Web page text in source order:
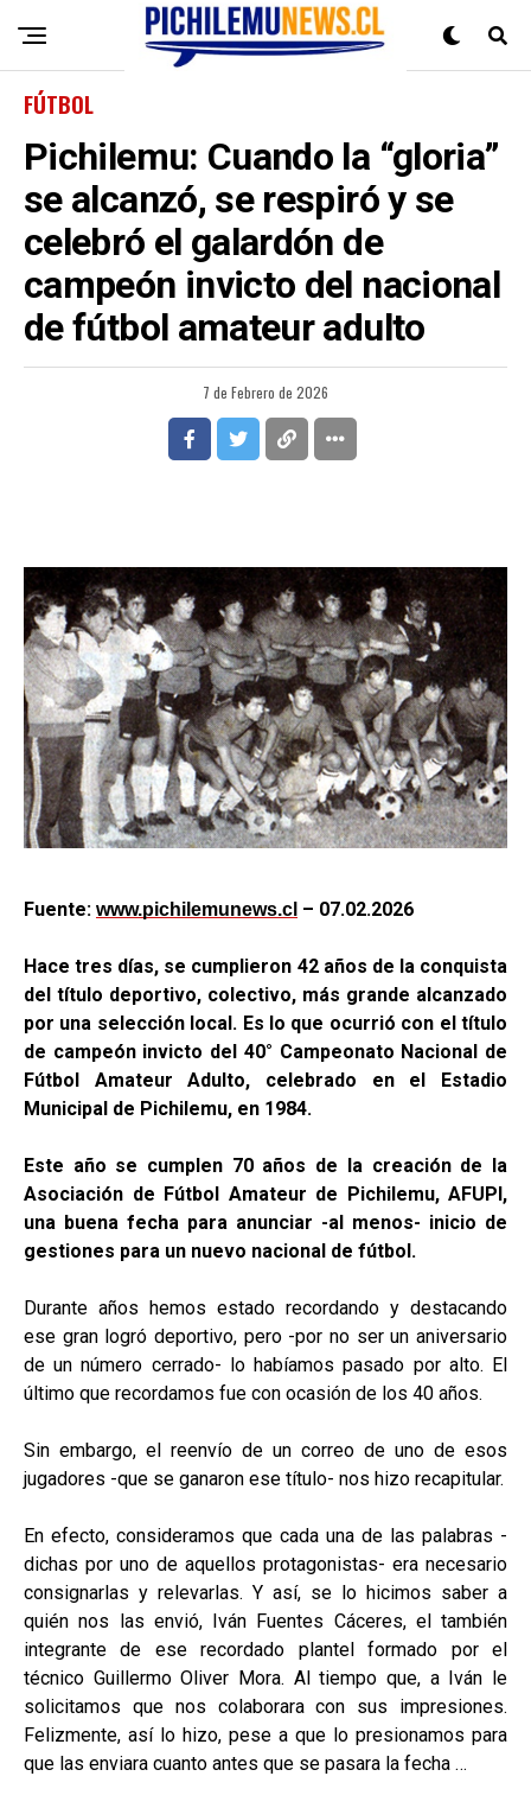
FÚTBOL
Pichilemu: Cuando la “gloria”
se alcanzó, se respiró y se
celebró el galardón de
campeón invicto del nacional
de fútbol amateur adulto
7 de Febrero de 2026
Fuente: www.pichilemunews.cl – 07.02.2026
Hace tres días, se cumplieron 42 años de la conquista
del título deportivo, colectivo, más grande alcanzado
por una selección local. Es lo que ocurrió con el título
de campeón invicto del 40° Campeonato Nacional de
Fútbol Amateur Adulto, celebrado en el Estadio
Municipal de Pichilemu, en 1984.
Este año se cumplen 70 años de la creación de la
Asociación de Fútbol Amateur de Pichilemu, AFUPI,
una buena fecha para anunciar -al menos- inicio de
gestiones para un nuevo nacional de fútbol.
Durante años hemos estado recordando y destacando
ese gran logró deportivo, pero -por no ser un aniversario
de un número cerrado- lo habíamos pasado por alto. El
último que recordamos fue con ocasión de los 40 años.
Sin embargo, el reenvío de un correo de uno de esos
jugadores -que se ganaron ese título- nos hizo recapitular.
En efecto, consideramos que cada una de las palabras -
dichas por uno de aquellos protagonistas- era necesario
consignarlas y relevarlas. Y así, se lo hicimos saber a
quién nos las envió, Iván Fuentes Cáceres, el también
integrante de ese recordado plantel formado por el
técnico Guillermo Oliver Mora. Al tiempo que, a Iván le
solicitamos que nos colaborara con sus impresiones.
Felizmente, así lo hizo, pese a que lo presionamos para
que las enviara cuanto antes que se pasara la fecha …